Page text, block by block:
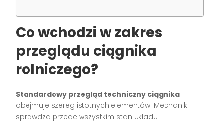
Co wchodzi w zakres
przeglądu ciągnika
rolniczego?
Standardowy przegląd techniczny ciągnika
obejmuje szereg istotnych elementów. Mechanik
sprawdza przede wszystkim stan układu